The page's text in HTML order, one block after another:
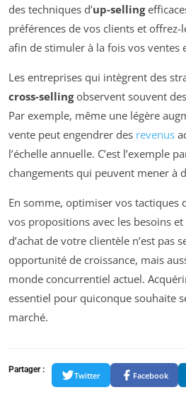
des techniques d’up-selling
préférences de vos clients et
afin de stimuler à la fois vos ventes
Les entreprises qui intègrent des
cross-sellingobservent souvent
Par exemple, même une légère
vente peut engendrer des revenus
l’échelle annuelle. C’est l’exemple
changements qui peuvent mener à
En somme, optimiser vos tactiques
vos propositions avec les besoins
d’achat de votre clientèle n’est pas
opportunité de croissance, mais
monde concurrentiel actuel.
essentiel pour quiconque souhaite
marché.
Partager :
Twitter Facebook